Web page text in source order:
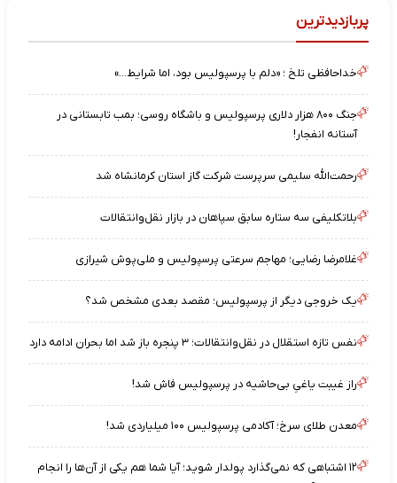
پربازدیدترین
خداحافظی تلخ ؛ «دلم با پرسپولیس بود، اما شرایط…»
جنگ ۸۰۰ هزار دلاری پرسپولیس و باشگاه روسی؛ بمب تابستانی در
آستانه انفجار!
رحمت‌الله سلیمی سرپرست شرکت گاز استان کرمانشاه شد
بلاتکلیفی سه ستاره سابق سپاهان در بازار نقل‌وانتقالات
غلامرضا رضایی؛ مهاجم سرعتی پرسپولیس و ملی‌پوش شیرازی
یک خروجی دیگر از پرسپولیس؛ مقصد بعدی مشخص شد؟
نفس تازه استقلال در نقل‌وانتقالات؛ ۳ پنجره باز شد اما بحران ادامه دارد
راز غیبت یاغیِ بی‌حاشیه در پرسپولیس فاش شد!
معدن طلای سرخ؛ آکادمی پرسپولیس ۱۰۰ میلیاردی شد!
۱۲ اشتباهی که نمی‌گذارد پولدار شوید؛ آیا شما هم یکی از آن‌ها را انجام